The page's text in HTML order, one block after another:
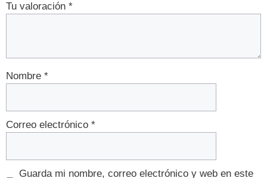
Tu valoración *
Nombre *
Correo electrónico *
Guarda mi nombre, correo electrónico y web en este